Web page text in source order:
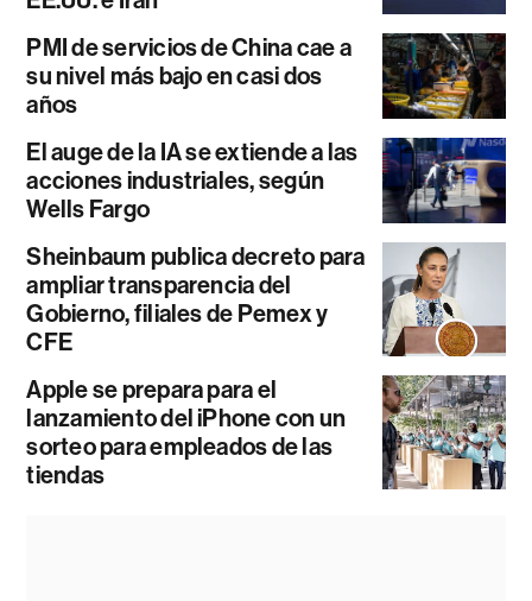
PMI de servicios de China cae a
su nivel más bajo en casi dos
años
El auge de la IA se extiende a las
acciones industriales, según
Wells Fargo
Sheinbaum publica decreto para
ampliar transparencia del
Gobierno, filiales de Pemex y
CFE
Apple se prepara para el
lanzamiento del iPhone con un
sorteo para empleados de las
tiendas